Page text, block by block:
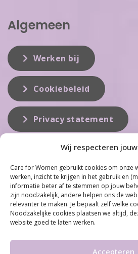
Wij respecteren
Care for Women gebruikt cookies om onze
werken, inzicht te krijgen in het gebruik en
informatie beter af te stemmen op jouw
zijn noodzakelijk, andere helpen ons de
relevanter te maken. Je bepaalt zelf welke
Noodzakelijke cookies plaatsen we altijd,
website goed te laten werken.
Accepteren
Algemeen
Werken bij
Cookiebeleid
Privacy statement
Care for Women is de eerste organisatie
van hormonale problemen bij vrouwen.
behoort Care for Women tot één van de
vakgebied...